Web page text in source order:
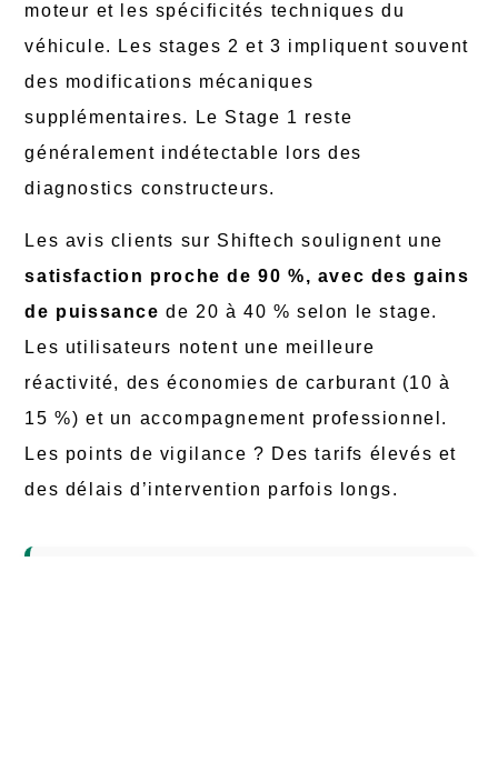
moteur et les spécificités techniques du
véhicule. Les stages 2 et 3 impliquent souvent
des modifications mécaniques
supplémentaires. Le Stage 1 reste
généralement indétectable lors des
diagnostics constructeurs.
Les avis clients sur Shiftech soulignent une
satisfaction proche de 90 %, avec des gains
de puissance de 20 à 40 % selon le stage.
Les utilisateurs notent une meilleure
réactivité, des économies de carburant (10 à
15 %) et un accompagnement professionnel.
Les points de vigilance ? Des tarifs élevés et
des délais d’intervention parfois longs.